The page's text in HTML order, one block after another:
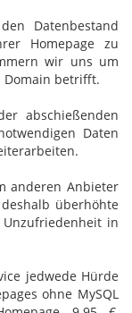
Datenbestand
Homepage zu
wir uns um
Domain betrifft.
abschießenden
Daten
anderen Anbieter
überhöhte
in
jedwede Hürde
ohne MySQL